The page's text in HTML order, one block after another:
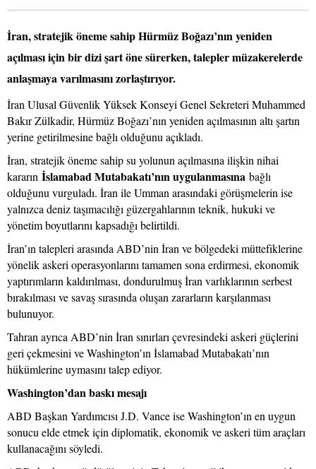
İran, stratejik öneme sahip Hürmüz Boğazı’nın yeniden
açılması için bir dizi şart öne sürerken, talepler müzakerelerde
anlaşmaya varılmasını zorlaştırıyor.
İran Ulusal Güvenlik Yüksek Konseyi Genel Sekreteri Muhammed
Bakır Zülkadir, Hürmüz Boğazı’nın yeniden açılmasının altı şartın
yerine getirilmesine bağlı olduğunu açıkladı.
İran, stratejik öneme sahip su yolunun açılmasına ilişkin nihai
kararın İslamabad Mutabakatı’nın uygulanmasına bağlı
olduğunu vurguladı. İran ile Umman arasındaki görüşmelerin ise
yalnızca deniz taşımacılığı güzergahlarının teknik, hukuki ve
yönetim boyutlarını kapsadığı belirtildi.
İran’ın talepleri arasında ABD’nin İran ve bölgedeki müttefiklerine
yönelik askeri operasyonlarını tamamen sona erdirmesi, ekonomik
yaptırımların kaldırılması, dondurulmuş İran varlıklarının serbest
bırakılması ve savaş sırasında oluşan zararların karşılanması
bulunuyor.
Tahran ayrıca ABD’nin İran sınırları çevresindeki askeri güçlerini
geri çekmesini ve Washington’ın İslamabad Mutabakatı’nın
hükümlerine uymasını talep ediyor.
Washington’dan baskı mesajı
ABD Başkan Yardımcısı J.D. Vance ise Washington’ın en uygun
sonucu elde etmek için diplomatik, ekonomik ve askeri tüm araçları
kullanacağını söyledi.